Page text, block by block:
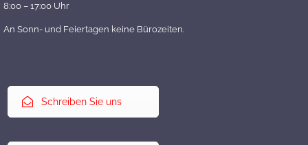
8:00 – 17:00 Uhr
An Sonn- und Feiertagen keine Bürozeiten.
Schreiben Sie uns